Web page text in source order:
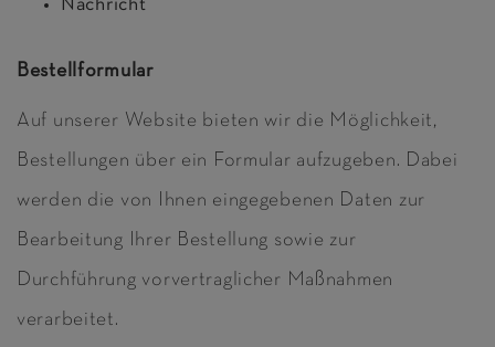
Nachricht
Bestellformular
Auf unserer Website bieten wir die Möglichkeit,
Bestellungen über ein Formular aufzugeben. Dabei
werden die von Ihnen eingegebenen Daten zur
Bearbeitung Ihrer Bestellung sowie zur
Durchführung vorvertraglicher Maßnahmen
verarbeitet.